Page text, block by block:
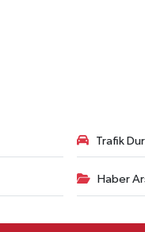
Trafik
Haber